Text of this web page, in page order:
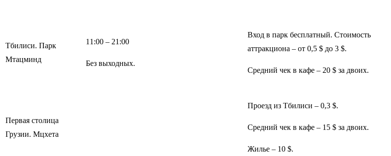
Тбилиси. Парк
Мтацминд
11:00 – 21:00
Без выходных.
Вход в парк бесплатный. Стоимость
аттракциона – от 0,5 $ до 3 $.
Средний чек в кафе – 20 $ за двоих.
Первая столица
Грузии. Мцхета
Проезд из Тбилиси – 0,3 $.
Средний чек в кафе – 15 $ за двоих.
Жилье – 10 $.